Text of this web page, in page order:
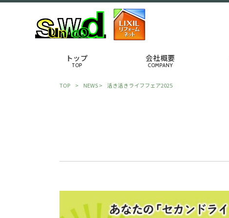
トップ
TOP
会社概要
COMPANY
TOP > NEWS> 活き活きライフフェア2025